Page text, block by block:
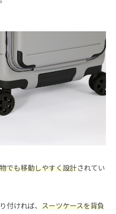
でも移動しやすく設計されてい
付ければ、 スーツケースを背負